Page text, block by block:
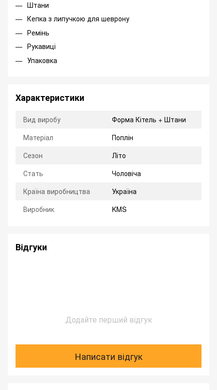
Штани
Кепка з липучкою для шеврону
Ремінь
Рукавиці
Упаковка
Характеристики
Вид виробу
Форма Кітель + Штани
Матеріал
Поплін
Сезон
Літо
Стать
Чоловіча
Країна виробництва
Україна
Виробник
KMS
Відгуки
Додайте перший відгук
Написати відгук